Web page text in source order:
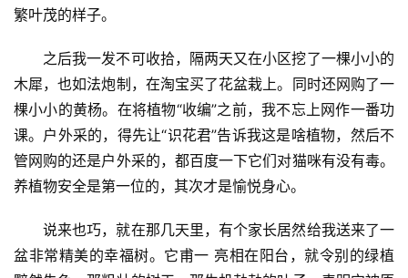
繁叶茂的样子。
之后我一发不可收拾，隔两天又在小区挖了一棵小小的
木犀，也如法炮制，在淘宝买了花盆栽上。同时还网购了一
棵小小的黄杨。在将植物“收编”之前，我不忘上网作一番功
课。户外采的，得先让“识花君”告诉我这是啥植物，然后不
管网购的还是户外采的，都百度一下它们对猫咪有没有毒。
养植物安全是第一位的，其次才是愉悦身心。
说来也巧，就在那几天里，有个家长居然给我送来了一
盆非常精美的幸福树。它甫一 亮相在阳台，就令别的绿植